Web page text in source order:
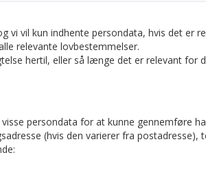
vil kun indhente persondata, hvis det er
relevante lovbestemmelser.
hertil, eller så længe det er relevant for
persondata for at kunne gennemføre
(hvis den varierer fra